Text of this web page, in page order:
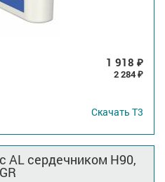
1 918 ₽
2 284 ₽
Скачать Т3
AL сердечником H90,
GR